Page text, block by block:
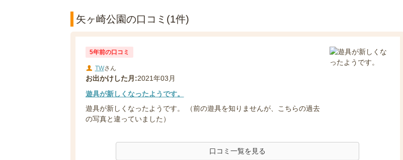
矢ヶ崎公園の口コミ(1件)
5年前の口コミ
TWさん
お出かけした月:2021年03月
遊具が新しくなったようです。
遊具が新しくなったようです。 （前の遊具を知りませんが、こちらの過去
の写真と違っていました）
口コミ一覧を見る